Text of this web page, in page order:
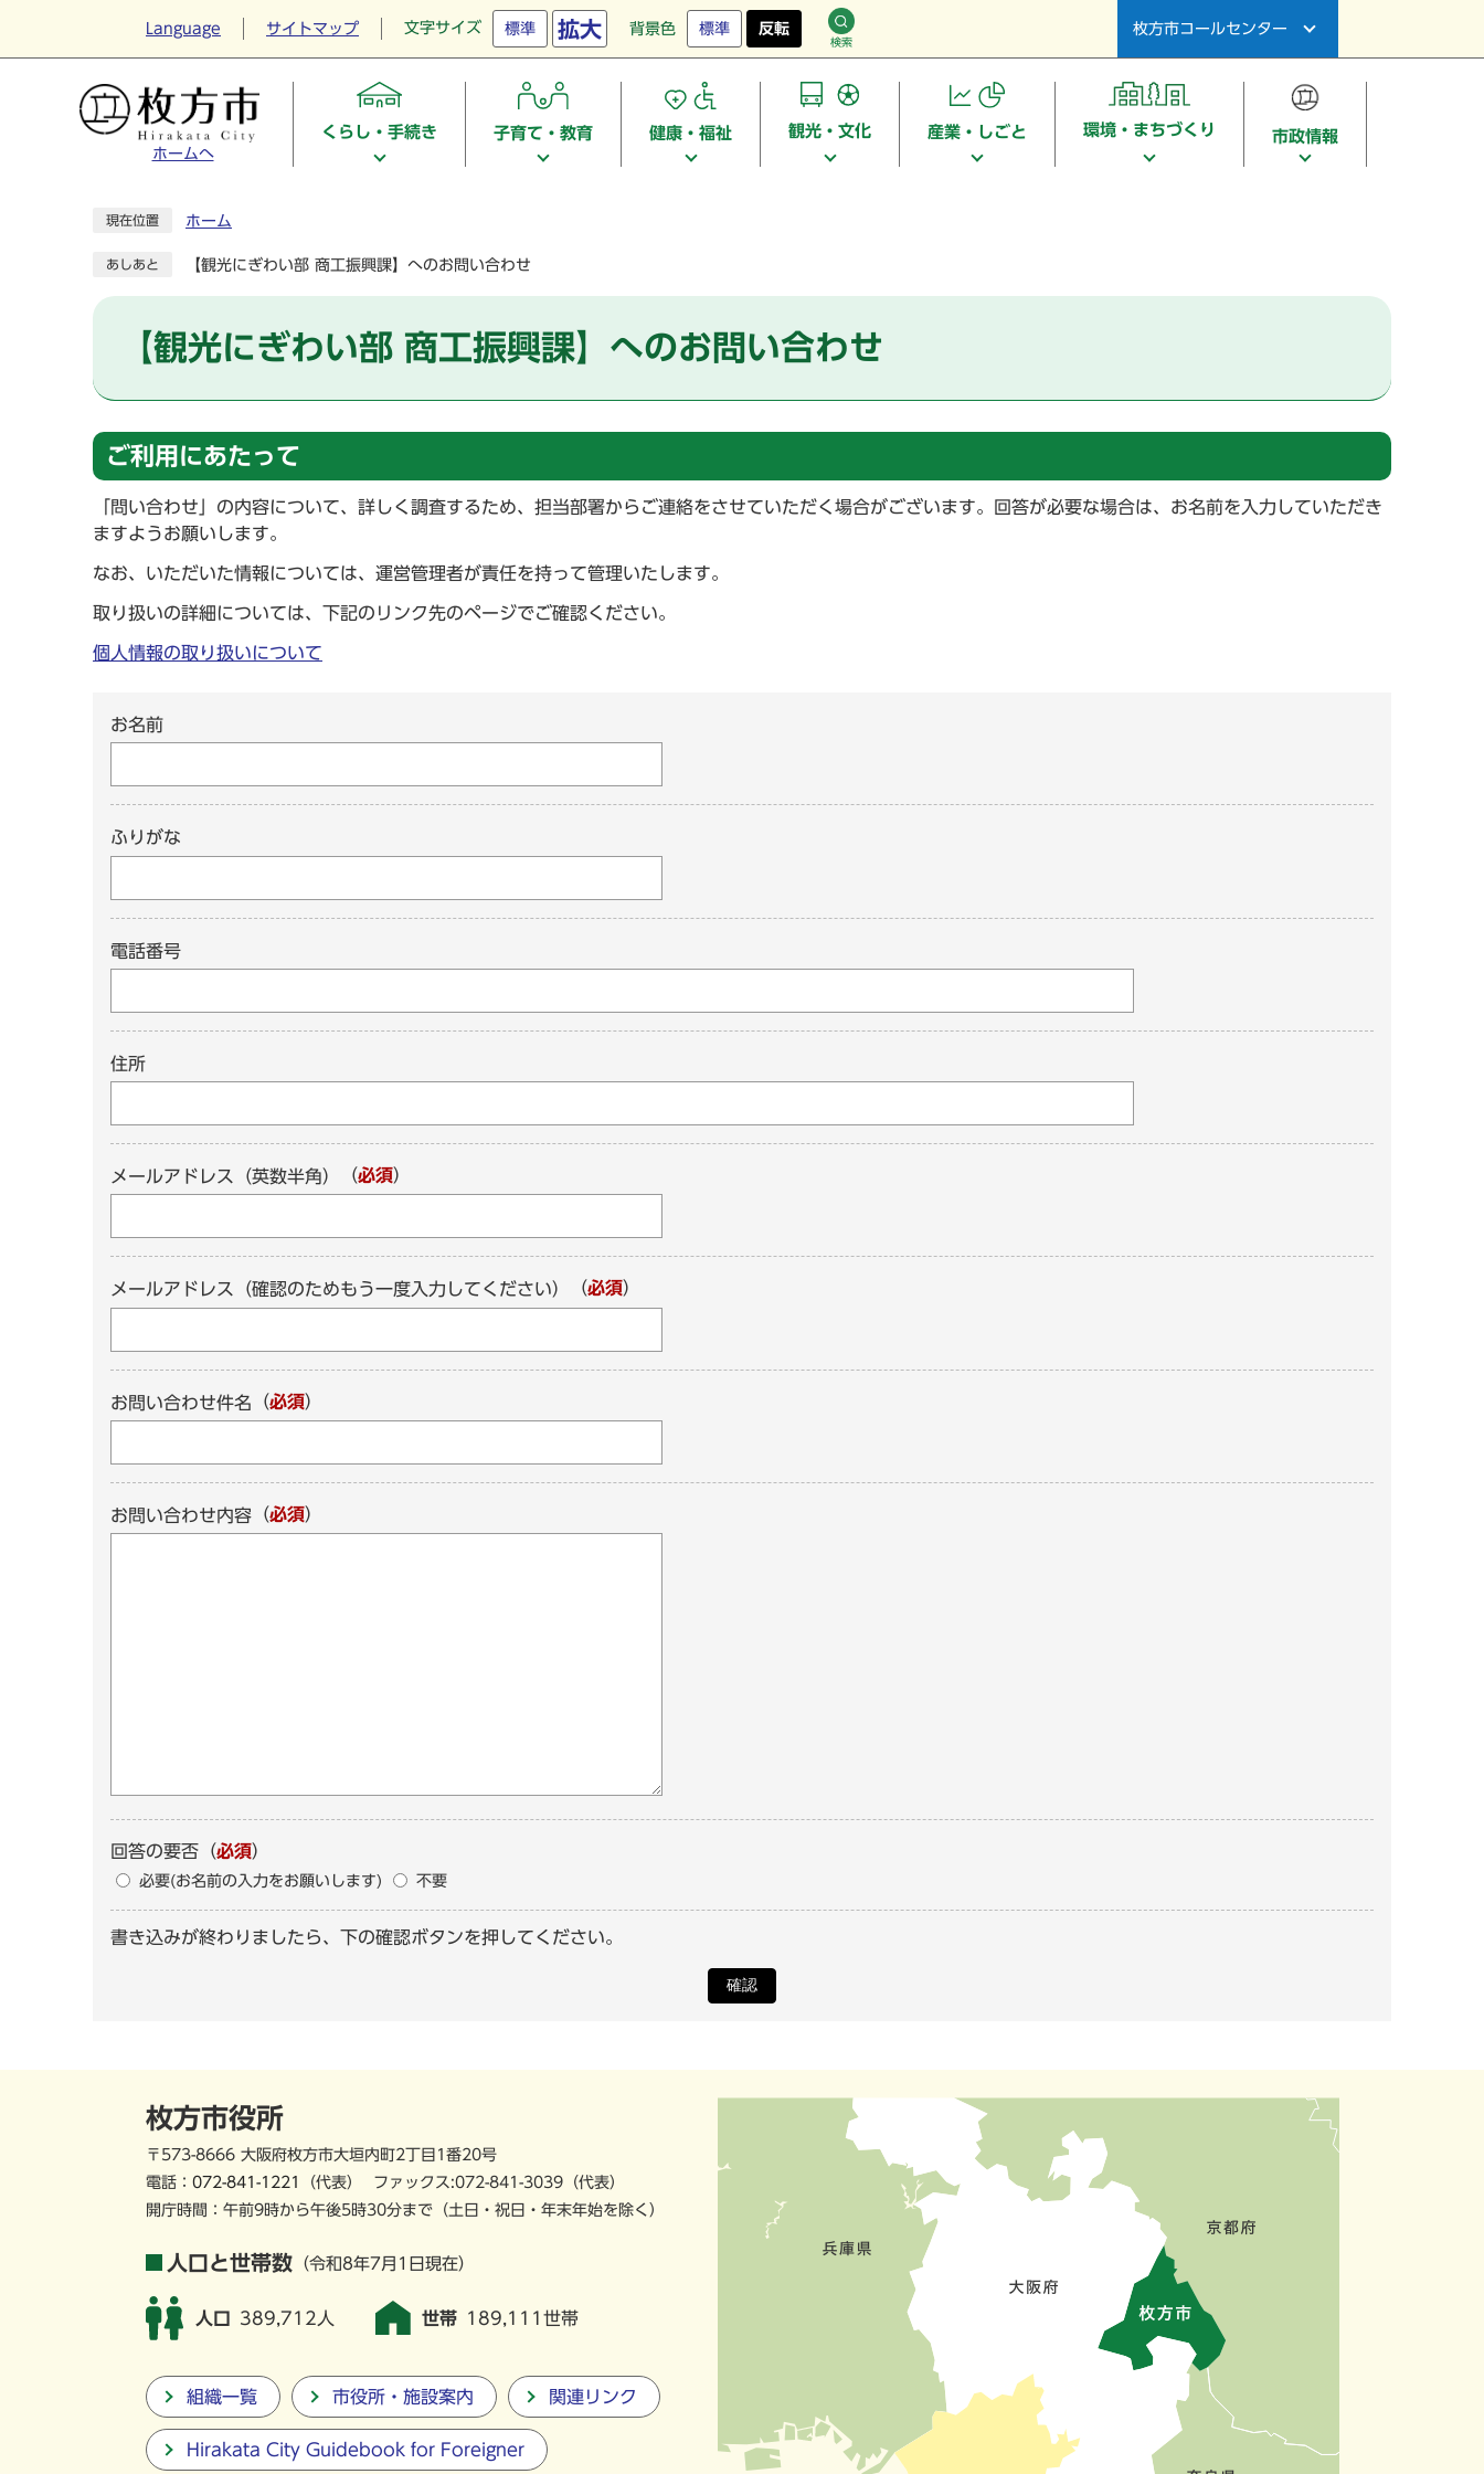
Language サイトマップ 文字サイズ 標準 拡大 背景色 標準 反転
検索
枚方市コールセンター
ホームへ
くらし・手続き 子育て・教育 健康・福祉 観光・文化 産業・しごと 環境・まちづくり 市政情報
現在位置 ホーム
あしあと 【観光にぎわい部 商工振興課】へのお問い合わせ
【観光にぎわい部 商工振興課】へのお問い合わせ
ご利用にあたって
「問い合わせ」の内容について、詳しく調査するため、担当部署からご連絡をさせていただく場合がございます。回答が必要な場合は、お名前を入力していただき
ますようお願いします。
なお、いただいた情報については、運営管理者が責任を持って管理いたします。
取り扱いの詳細については、下記のリンク先のページでご確認ください。
個人情報の取り扱いについて
お名前
ふりがな
電話番号
住所
メールアドレス（英数半角） （必須）
メールアドレス（確認のためもう一度入力してください） （必須）
お問い合わせ件名 （必須）
お問い合わせ内容 （必須）
回答の要否 （必須）
必要(お名前の入力をお願いします) 不要
書き込みが終わりましたら、下の確認ボタンを押してください。
確認
枚方市役所
〒573-8666 大阪府枚方市大垣内町2丁目1番20号
電話： 072-841-1221 （代表） ファックス:072-841-3039（代表）
開庁時間：午前9時から午後5時30分まで （土日・祝日・年末年始を除く）
人口と世帯数 （令和8年7月1日現在）
人口 389,712人 世帯 189,111世帯
組織一覧 市役所・施設案内 関連リンク
Hirakata City Guidebook for Foreigner